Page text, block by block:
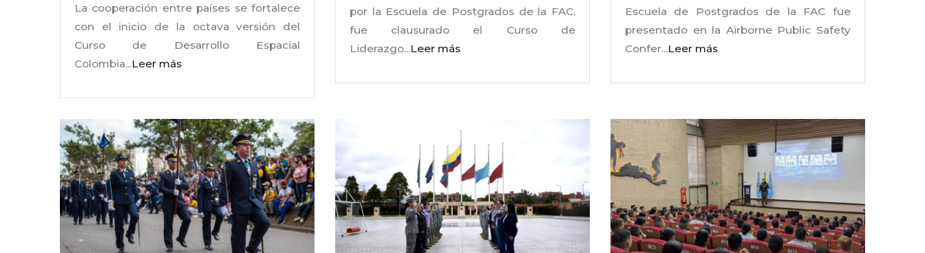
La cooperación entre países se fortalece
con el inicio de la octava versión del
Curso de Desarrollo Espacial
Colombia...Leer más
por la Escuela de Postgrados de la FAC,
fue clausurado el Curso de
Liderazgo...Leer más
Escuela de Postgrados de la FAC fue
presentado en la Airborne Public Safety
Confer...Leer más